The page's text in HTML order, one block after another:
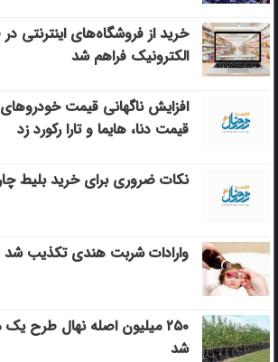
خرید از فروشگاه‌های اینترنتی
الکترونیک فراهم شد
افزایش ناگهانی قیمت
قیمت دنا، هایما و تارا رکورد زد
نکات ضروری برای خرید بلیط
وارادات شربت هندی تکذیب شد
۲۵۰ میلیون اصله نهال طرح یک
شد